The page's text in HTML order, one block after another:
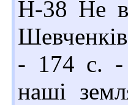
Н-38 Не
- 174 с. -
наші